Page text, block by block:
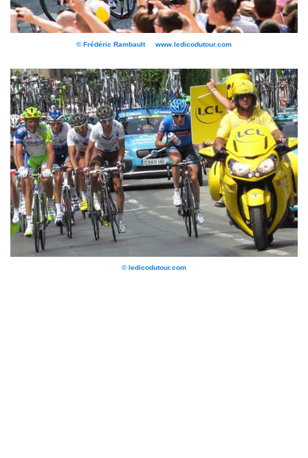
© Frédéric Rambault www.ledicodutour.com
© ledicodutour.com